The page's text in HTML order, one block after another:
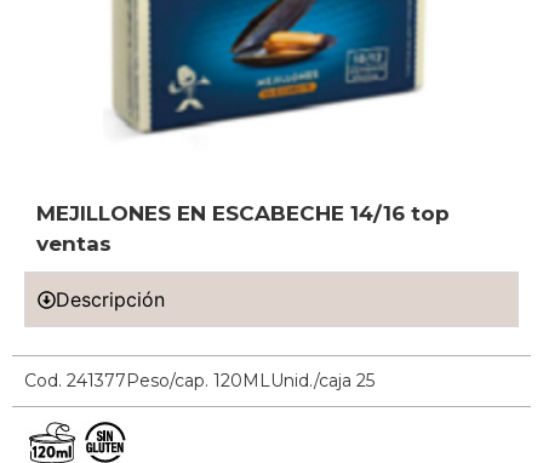
MEJILLONES EN ESCABECHE 14/16 top
ventas
Descripción
Cod. 241377Peso/cap. 120MLUnid./caja 25